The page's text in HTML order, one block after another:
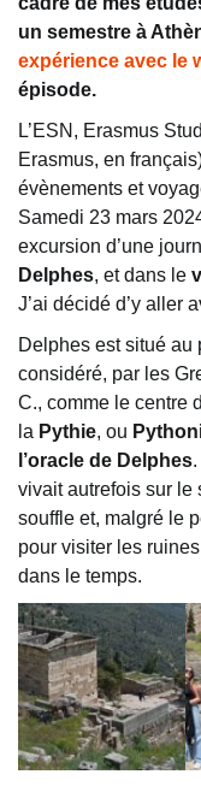
un semestre à
expérience avec le
épisode.
L’ESN, Erasmus
Erasmus, en
évènements et
Samedi 23 mars
excursion d’une
Delphes, et dans le
J’ai décidé d’y aller
Delphes est situé au
considéré, par les
C., comme le centre
la Pythie, ou
l’oracle de Delphes
vivait autrefois sur le
souffle et, malgré le
pour visiter les
dans le temps.